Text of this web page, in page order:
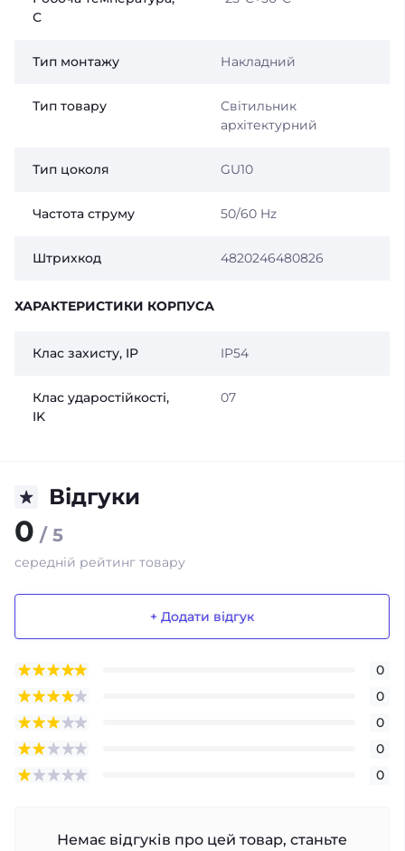
С
Тип монтажу Накладний
Тип товару
Світильник
архітектурний
Тип цоколя GU10
Частота струму 50/60 Hz
Штрихкод 4820246480826
ХАРАКТЕРИСТИКИ КОРПУСА
Клас захисту, IP IP54
Клас ударостійкості,
IK
07
Відгуки
0 / 5
середній рейтинг товару
+ Додати відгук
0
0
0
0
0
Немає відгуків про цей товар, станьте